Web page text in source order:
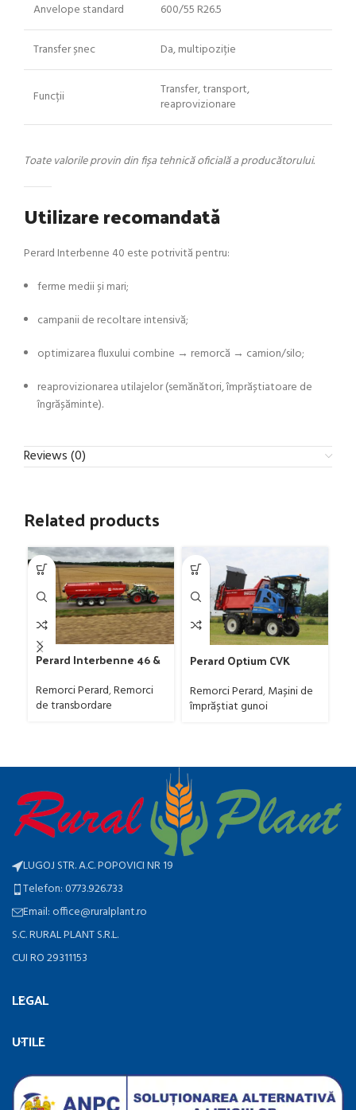
Anvelope standard 600/55 R26.5
Transfer șnec Da, multipoziție
Funcții
Transfer, transport,
reaprovizionare
Toate valorile provin din fișa tehnică oficială a producătorului.
Utilizare recomandată
Perard Interbenne 40 este potrivită pentru:
ferme medii și mari;
campanii de recoltare intensivă;
optimizarea fluxului combine → remorcă → camion/silo;
reaprovizionarea utilajelor (semănători, împrăștiatoare de
îngrășăminte).
Reviews (0)
Related products
Perard Interbenne 46 &
transbordare cereale
Remorci Perard,Remorci
de transbordare
Perard Optium CVK
Mașină de împrăștiat
gunoi de grajd montată
Remorci Perard,Mașini de
împrăștiat gunoi
LUGOJ STR. A.C. POPOVICI NR 19
Telefon: 0773.926.733
Email: office@ruralplant.ro
S.C. RURAL PLANT S.R.L.
CUI RO 29311153
LEGAL
UTILE